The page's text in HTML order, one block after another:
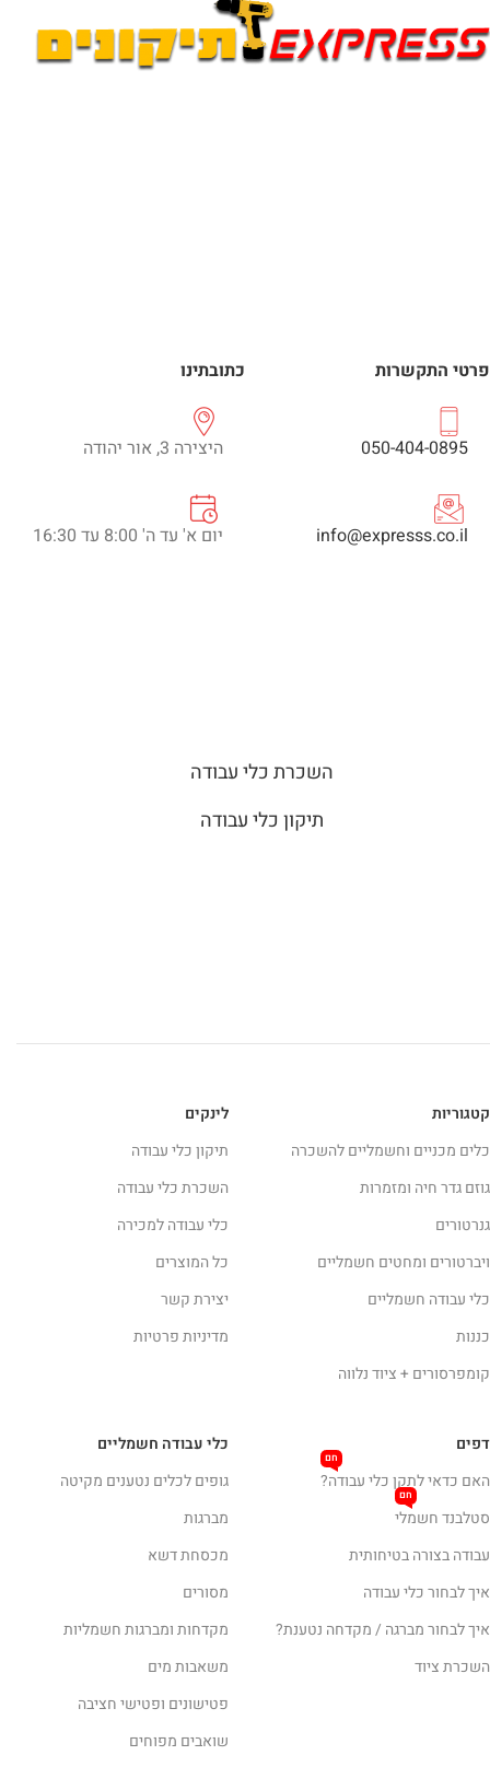
פרטי התקשרות
050-404-0895
info@expresss.co.il
כתובתינו
היצירה 3, אור יהודה
יום א' עד ה' 8:00 עד 16:30
השכרת כלי עבודה
תיקון כלי עבודה
לינקים
תיקון כלי עבודה
השכרת כלי עבודה
כלי עבודה למכירה
כל המוצרים
יצירת קשר
מדיניות פרטיות
קטגוריות
כלים מכניים וחשמליים להשכרה
גוזם גדר חיה ומזמרות
גנרטורים
ויברטורים ומחטים חשמליים
כלי עבודה חשמליים
כננות
קומפרסורים + ציוד נלווה
כלי עבודה חשמליים
גופים לכלים נטענים מקיטה
מברגות
מכסחת דשא
מסורים
מקדחות ומברגות חשמליות
משאבות מים
פטישונים ופטישי חציבה
שואבים מפוחים
דפים
האם כדאי לתקן כלי עבודה?
חם
סטלבנד חשמלי
חם
עבודה בצורה בטיחותית
איך לבחור כלי עבודה
איך לבחור מברגה / מקדחה נטענת?
השכרת ציוד